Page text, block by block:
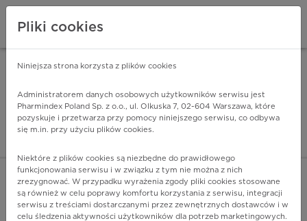
Pharmindex - lider
ZALOGUJ SIĘ
Pliki cookies
Niniejsza strona korzysta z plików cookies
Administratorem danych osobowych użytkowników serwisu jest
Pharmindex Poland Sp. z o.o., ul. Olkuska 7, 02-604 Warszawa, które
pozyskuje i przetwarza przy pomocy niniejszego serwisu, co odbywa
się m.in. przy użyciu plików cookies.
Niektóre z plików cookies są niezbędne do prawidłowego
funkcjonowania serwisu i w związku z tym nie można z nich
zrezygnować. W przypadku wyrażenia zgody pliki cookies stosowane
są również w celu poprawy komfortu korzystania z serwisu, integracji
serwisu z treściami dostarczanymi przez zewnętrznych dostawców i w
celu śledzenia aktywności użytkowników dla potrzeb marketingowych.
ZA DARMO - w Google Play INSTALUJ